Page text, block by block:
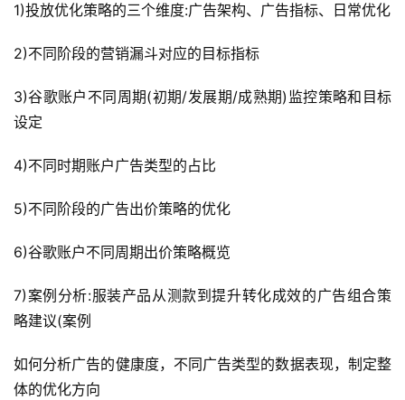
1)投放优化策略的三个维度:广告架构、广告指标、日常优化
2)不同阶段的营销漏斗对应的目标指标
3)谷歌账户不同周期(初期/发展期/成熟期)监控策略和目标
设定
4)不同时期账户广告类型的占比
5)不同阶段的广告出价策略的优化
6)谷歌账户不同周期出价策略概览
7)案例分析:服装产品从测款到提升转化成效的广告组合策
略建议(案例
如何分析广告的健康度，不同广告类型的数据表现，制定整
体的优化方向